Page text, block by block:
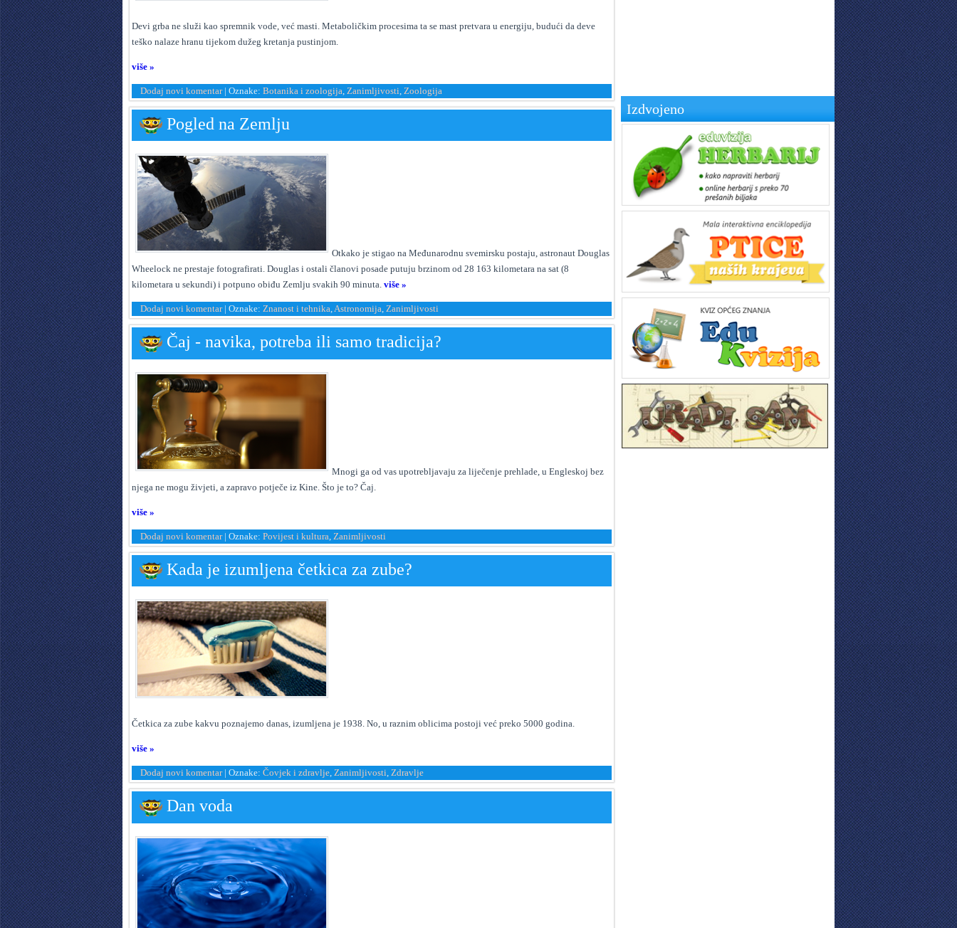
Devi grba ne služi kao spremnik vode, već masti. Metaboličkim procesima ta se mast pretvara u energiju, budući da deve
teško nalaze hranu tijekom dužeg kretanja pustinjom.
više »
Dodaj novi komentar| Oznake: Botanika i zoologija Zanimljivosti Zoologija
Pogled na Zemlju
Otkako je stigao na Međunarodnu svemirsku postaju, astronaut Douglas
Wheelock ne prestaje fotografirati. Douglas i ostali članovi posade putuju brzinom od 28 163 kilometara na sat (8
kilometara u sekundi) i potpuno obiđu Zemlju svakih 90 minuta. više »
Dodaj novi komentar| Oznake: Znanost i tehnika,Astronomija, Zanimljivosti
Čaj - navika, potreba ili samo tradicija?
Mnogi ga od vas upotrebljavaju za liječenje prehlade, u Engleskoj bez
njega ne mogu živjeti, a zapravo potječe iz Kine. Što je to? Čaj.
više »
Dodaj novi komentar| Oznake: Povijest i kultura Zanimljivosti
Kada je izumljena četkica za zube?
Četkica za zube kakvu poznajemo danas, izumljena je 1938. No, u raznim oblicima postoji već preko 5000 godina.
više »
Dodaj novi komentar| Oznake: Čovjek i zdravlje, Zanimljivosti, Zdravlje
Dan voda
Izdvojeno